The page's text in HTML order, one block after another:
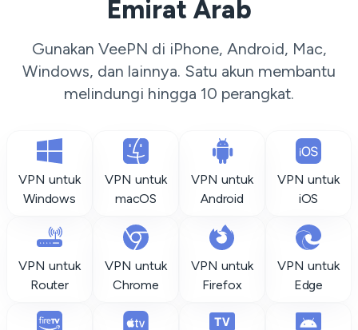
Emirat Arab
Gunakan VeePN di iPhone, Android, Mac,
Windows, dan lainnya. Satu akun membantu
melindungi hingga 10 perangkat.
VPN untuk
Windows
VPN untuk
macOS
VPN untuk
Android
VPN untuk
iOS
VPN untuk
Router
VPN untuk
Chrome
VPN untuk
Firefox
VPN untuk
Edge